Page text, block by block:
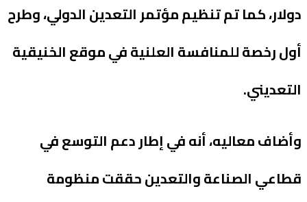
دولار، كما تم تنظيم مؤتمر التعدين الدولي، وطرح
أول رخصة للمنافسة العلنية في موقع الخنيقية
التعديني.
وأضاف معاليه، أنه في إطار دعم التوسع في
قطاعي الصناعة والتعدين حققت منظومة